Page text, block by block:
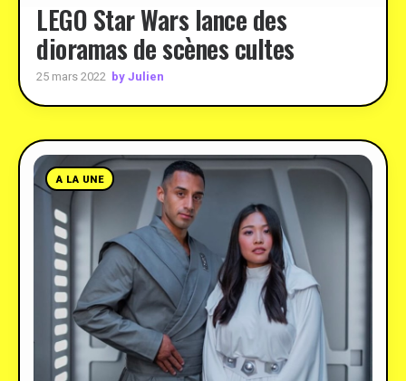
LEGO Star Wars lance des
dioramas de scènes cultes
25 mars 2022 by Julien
A LA UNE